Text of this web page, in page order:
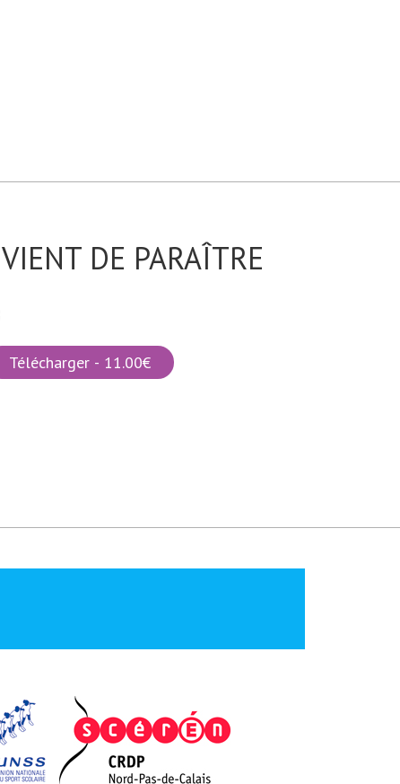
VIENT DE PARAÎTRE
Télécharger - 11.00€